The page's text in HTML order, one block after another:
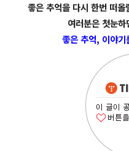
좋은 추억을 다시 한번 떠
여러분은 첫눈
좋은 추억, 이야기